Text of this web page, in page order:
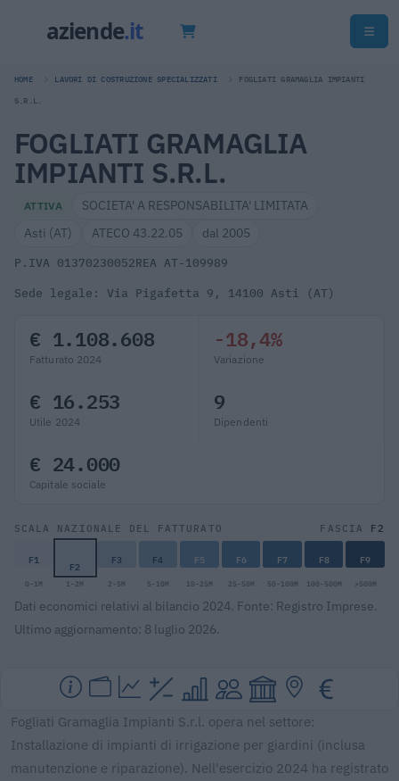
HOME LAVORI DI COSTRUZIONE SPECIALIZZATI FOGLIATI GRAMAGLIA IMPIANTI
S.R.L.
FOGLIATI GRAMAGLIA
IMPIANTI S.R.L.
ATTIVA
SOCIETA' A RESPONSABILITA' LIMITATA
Asti (AT)
ATECO 43.22.05 dal 2005
P.IVA 01370230052REA AT-109989
Sede legale: Via Pigafetta 9, 14100 Asti (AT)
€ 1.108.608
Fatturato 2024
-18,4%
Variazione
€ 16.253
Utile 2024
9
Dipendenti
€ 24.000
Capitale sociale
SCALA NAZIONALE DEL FATTURATO FASCIA F2
F1 F2 F3 F4 F5 F6 F7 F8 F9
0-1M 1-2M 2-5M 5-10M 10-25M 25-50M 50-100M 100-500M >500M
Dati economici relativi al bilancio 2024. Fonte: Registro Imprese.
Ultimo aggiornamento: 8 luglio 2026.
Fogliati Gramaglia Impianti S.r.l. opera nel settore:
Installazione di impianti di irrigazione per giardini (inclusa
manutenzione e riparazione). Nell'esercizio 2024 ha registrato